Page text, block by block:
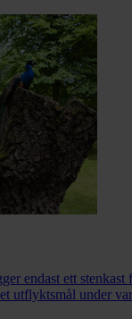
endast ett stenkast
utflyktsmål under